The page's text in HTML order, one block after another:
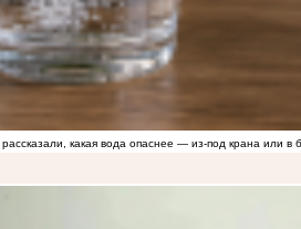
какая вода опаснее — из-под крана или в